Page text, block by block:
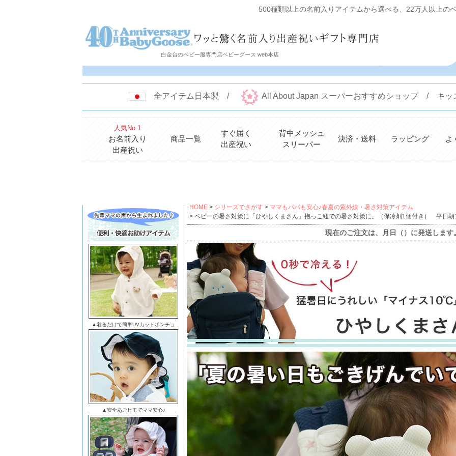
500種類以上の名前入りアイテムから選べる、22万人以上の
白金台のベビー服専門店ベビーグース web本店
全アイテム日本製 / All About Japan スーパーおすすめショップ / キ
人気No.1
お名前入り
出産祝い
商品一覧
すぐ届く
出産祝い
背中メッシュ
スリーパー
決済・送料 ラッピング よ
▲着るだけで簡単UVカットポンチョ
▲安全あごヒモでママ安心♪
HOME シリーズでさがす
ママもパパも安心♪春夏の紫外線・暑さ対策アイテム
ベビーの暑さ対策に「ひやしくまさん」抱っこ紐での暑さ対策に。（保冷剤1個付き） 平日
現在のご注文は、 月 日（）に発送します